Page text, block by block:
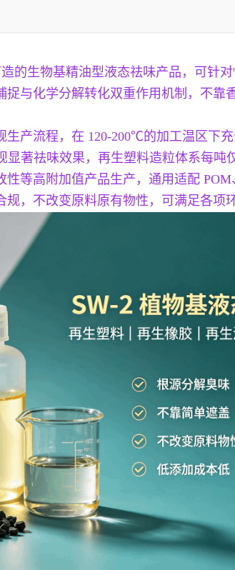
的生物基精油型液态祛味产品，可针
与化学分解转化双重作用机制，不
产流程，在 120-200℃的加工温区下
著祛味效果，再生塑料造粒体系每
等高附加值产品生产，通用适配
，不改变原料原有物性，可满足各项